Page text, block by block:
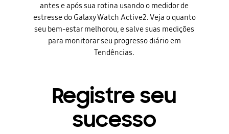
antes e após sua rotina usando o medidor de
estresse do Galaxy Watch Active2. Veja o quanto
seu bem-estar melhorou, e salve suas medições
para monitorar seu progresso diário em
Tendências.
Registre seu
sucesso